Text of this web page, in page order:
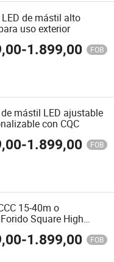
de mástil alto
uso exterior
-1.899,00 FOB
mástil LED ajustable
con CQC
-1.899,00 FOB
15-40m o
Square High
-1.899,00 FOB